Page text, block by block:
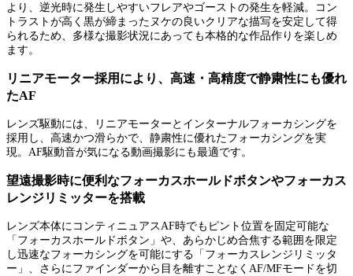
より、逆光時に発生しやすいフレアやゴーストの発生を軽減。コン
トラストが高く黒が締まったヌケの良いクリアな描写を安定して得
られるため、多様な撮影状況にあっても本格的な作品作りを楽しめ
ます。
リニアモーター採用により、高速・高精度で静粛性にも優れ
たAF
レンズ駆動には、リニアモーターとインターナルフォーカシングを
採用し、高速かつ滑らかで、静粛性に優れたフォーカシングを実
現。AF駆動音が気になる動画撮影にも最適です。
望遠撮影時に便利なフォーカスホールドボタンやフォーカス
レンジリミッターを搭載
レンズ本体にコンティニュアスAF時でもピント位置を固定可能な
「フォーカスホールドボタン」や、あらかじめ合焦する範囲を限定
し迅速なフォーカシングを可能にする「フォーカスレンジリミッタ
ー」、さらにファインダーから目を離すことなくAF/MFモードを切